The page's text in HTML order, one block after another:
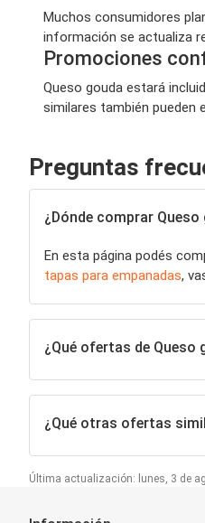
Muchos consumidores
información se actualiza
Promociones
Queso gouda estará
similares también pueden
Preguntas
¿Dónde comprar
En esta página podés
tapas para empanadas,
¿Qué ofertas de Queso
¿Qué otras ofertas
Última actualización: lunes, 3 de